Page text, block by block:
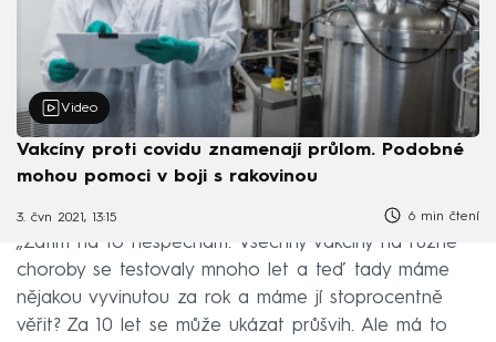
Video
Vakcíny proti covidu znamenají průlom. Podobné
mohou pomoci v boji s rakovinou
3. čvn 2021, 13:15 6 min čtení
„Zatím na to nespěchám. Všechny vakcíny na různé
choroby se testovaly mnoho let a teď tady máme
nějakou vyvinutou za rok a máme jí stoprocentně
věřit? Za 10 let se může ukázat průšvih. Ale má to